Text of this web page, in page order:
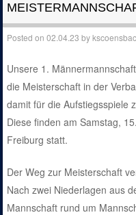
Posted on02.04.23 by
Unsere 1.
die Meisterschaft in der
damit für die Aufstiegsspiele
Diese finden am Samstag,
Freiburg statt.
Der Weg zur Meisterschaft
Nach zwei Niederlagen aus
Mannschaft rund um